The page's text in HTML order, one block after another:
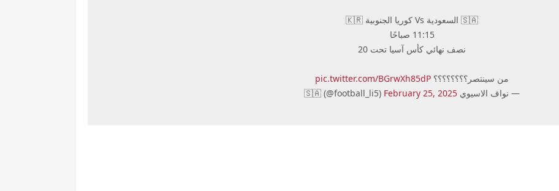
🇸🇦 السعودية Vs كوريا الجنوبية 🇰🇷
11:15 صباحًا
نصف نهائي كأس آسيا تحت 20
من سينتصر؟؟؟؟؟؟؟؟ pic.twitter.com/BGrwXh85dP
— نواف الاسيوي 🇸🇦 (@football_li5) February 25, 2025